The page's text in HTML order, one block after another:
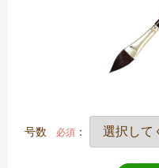
号数 必須 ：